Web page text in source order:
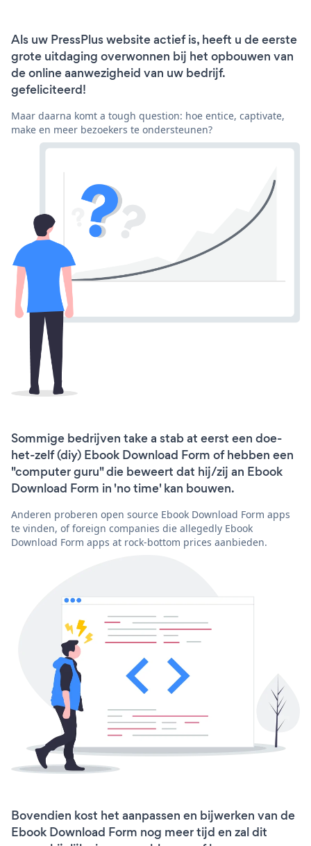
Als uw PressPlus website actief is, heeft u de eerste
grote uitdaging overwonnen bij het opbouwen van
de online aanwezigheid van uw bedrijf.
gefeliciteerd!
Maar daarna komt a tough question: hoe entice, captivate,
make en meer bezoekers te ondersteunen?
Sommige bedrijven take a stab at eerst een doe-
het-zelf (diy) Ebook Download Form of hebben een
"computer guru" die beweert dat hij/zij an Ebook
Download Form in 'no time' kan bouwen.
Anderen proberen open source Ebook Download Form apps
te vinden, of foreign companies die allegedly Ebook
Download Form apps at rock-bottom prices aanbieden.
Bovendien kost het aanpassen en bijwerken van de
Ebook Download Form nog meer tijd en zal dit